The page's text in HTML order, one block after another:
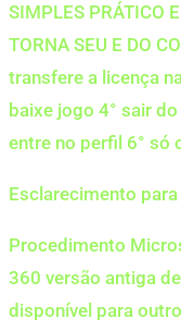
SIMPLES PRÁTICO
TORNA SEU E DO
transfere a licença
baixe jogo 4° sair
entre no perfil 6° só
Esclarecimento
Procedimento
360 versão antiga
disponível para